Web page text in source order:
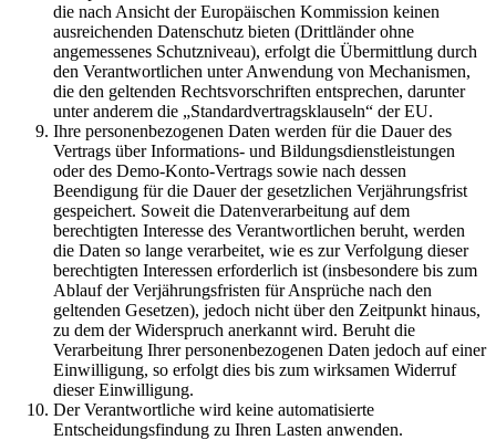
die nach Ansicht der Europäischen Kommission keinen
ausreichenden Datenschutz bieten (Drittländer ohne
angemessenes Schutzniveau), erfolgt die Übermittlung durch
den Verantwortlichen unter Anwendung von Mechanismen,
die den geltenden Rechtsvorschriften entsprechen, darunter
unter anderem die „Standardvertragsklauseln“ der EU.
Ihre personenbezogenen Daten werden für die Dauer des
Vertrags über Informations- und Bildungsdienstleistungen
oder des Demo-Konto-Vertrags sowie nach dessen
Beendigung für die Dauer der gesetzlichen Verjährungsfrist
gespeichert. Soweit die Datenverarbeitung auf dem
berechtigten Interesse des Verantwortlichen beruht, werden
die Daten so lange verarbeitet, wie es zur Verfolgung dieser
berechtigten Interessen erforderlich ist (insbesondere bis zum
Ablauf der Verjährungsfristen für Ansprüche nach den
geltenden Gesetzen), jedoch nicht über den Zeitpunkt hinaus,
zu dem der Widerspruch anerkannt wird. Beruht die
Verarbeitung Ihrer personenbezogenen Daten jedoch auf einer
Einwilligung, so erfolgt dies bis zum wirksamen Widerruf
dieser Einwilligung.
Der Verantwortliche wird keine automatisierte
Entscheidungsfindung zu Ihren Lasten anwenden.